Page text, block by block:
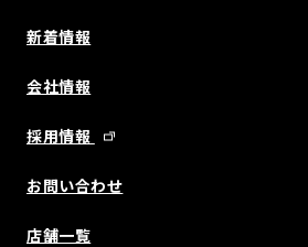
新着情報
会社情報
採用情報
お問い合わせ
店舗一覧